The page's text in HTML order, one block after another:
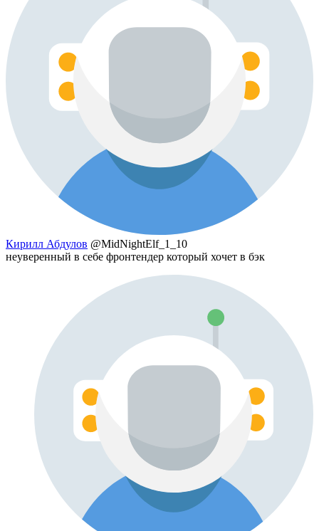
Кирилл Абдулов @MidNightElf_1_10
неуверенный в себе фронтендер который хочет в бэк